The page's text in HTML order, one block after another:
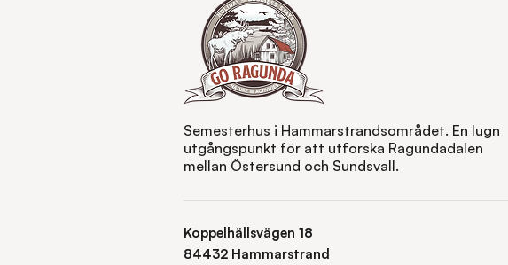
Semesterhus i Hammarstrandsområdet. En lugn
utgångspunkt för att utforska Ragundadalen
mellan Östersund och Sundsvall.
Koppelhällsvägen 18
84432 Hammarstrand